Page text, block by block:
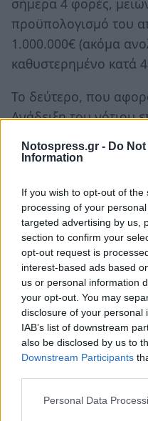
Notospress.gr - Do
Information
If you wish to opt-out of
processing of your
targeted advertising by us,
section to confirm your
opt-out request is
interest-based ads based
us or personal information
your opt-out. You may
disclosure of your personal
IAB’s list of downstream
also be disclosed by us to
Downstream Participants
Personal Data
σήμερα 4 φορές,
προϋπολογισμό του
1.000.000€ (ακόμα
καθυστερημένο κατά
Το δεύτερο, που
Ανάδειξη του νότιου
του νοτιοδυτικού
Πόλη Μονεμβασίας»,
προϋπολογισμό του
200.000€ (!), παρότι
ένα τέτοιο έργο
τουλάχιστον
οποιαδήποτε άλλη
(ακόμα
κατά 5 χρόνια).
Μη
Μονεμβασιά